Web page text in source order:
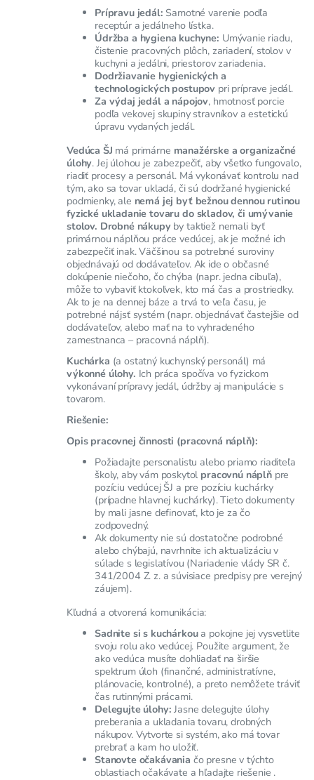
Prípravu jedál: Samotné varenie podľa
receptúr a jedálneho lístka.
Údržba a hygiena kuchyne: Umývanie riadu,
čistenie pracovných plôch, zariadení, stolov v
kuchyni a jedálni, priestorov zariadenia.
Dodržiavanie hygienických a
technologických postupov pri príprave jedál.
Za výdaj jedál a nápojov, hmotnosť porcie
podľa vekovej skupiny stravníkov a estetickú
úpravu vydaných jedál.
Vedúca ŠJ má primárne manažérske a organizačné
úlohy. Jej úlohou je zabezpečiť, aby všetko fungovalo,
riadiť procesy a personál. Má vykonávať kontrolu nad
tým, ako sa tovar ukladá, či sú dodržané hygienické
podmienky, ale nemá jej byť bežnou dennou rutinou
fyzické ukladanie tovaru do skladov, či umývanie
stolov. Drobné nákupyby taktiež nemali byť
primárnou náplňou práce vedúcej, ak je možné ich
zabezpečiť inak. Väčšinou sa potrebné suroviny
objednávajú od dodávateľov. Ak ide o občasné
dokúpenie niečoho, čo chýba (napr. jedna cibuľa),
môže to vybaviť ktokoľvek, kto má čas a prostriedky.
Ak to je na dennej báze a trvá to veľa času, je
potrebné nájsť systém (napr. objednávať častejšie od
dodávateľov, alebo mať na to vyhradeného
zamestnanca – pracovná náplň).
Kuchárka (a ostatný kuchynský personál) má
výkonné úlohy. Ich práca spočíva vo fyzickom
vykonávaní prípravy jedál, údržby aj manipulácie s
tovarom.
Riešenie:
Opis pracovnej činnosti (pracovná náplň):
Požiadajte personalistu alebo priamo riaditeľa
školy, aby vám poskytol pracovnú náplň pre
pozíciu vedúcej ŠJ a pre pozíciu kuchárky
(prípadne hlavnej kuchárky). Tieto dokumenty
by mali jasne definovať, kto je za čo
zodpovedný.
Ak dokumenty nie sú dostatočne podrobné
alebo chýbajú, navrhnite ich aktualizáciu v
súlade s legislatívou (Nariadenie vlády SR č.
341/2004 Z. z. a súvisiace predpisy pre verejný
záujem).
Kľudná a otvorená komunikácia:
Sadnite si s kuchárkoua pokojne jej vysvetlite
svoju rolu ako vedúcej. Použite argument, že
ako vedúca musíte dohliadať na širšie
spektrum úloh (finančné, administratívne,
plánovacie, kontrolné), a preto nemôžete tráviť
čas rutinnými prácami.
Delegujte úlohy: Jasne delegujte úlohy
preberania a ukladania tovaru, drobných
nákupov. Vytvorte si systém, ako má tovar
prebrať a kam ho uložiť.
Stanovte očakávania čo presne v týchto
oblastiach očakávate a hľadajte riešenie .